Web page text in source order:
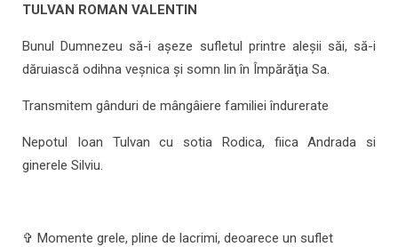
TULVAN ROMAN VALENTIN
Bunul Dumnezeu să-i aşeze sufletul printre aleşii săi, să-i
dăruiască odihna veșnica şi somn lin în Împărăţia Sa.
Transmitem gânduri de mângâiere familiei îndurerate
Nepotul Ioan Tulvan cu sotia Rodica, fiica Andrada si
ginerele Silviu.
✞ Momente grele, pline de lacrimi, deoarece un suflet